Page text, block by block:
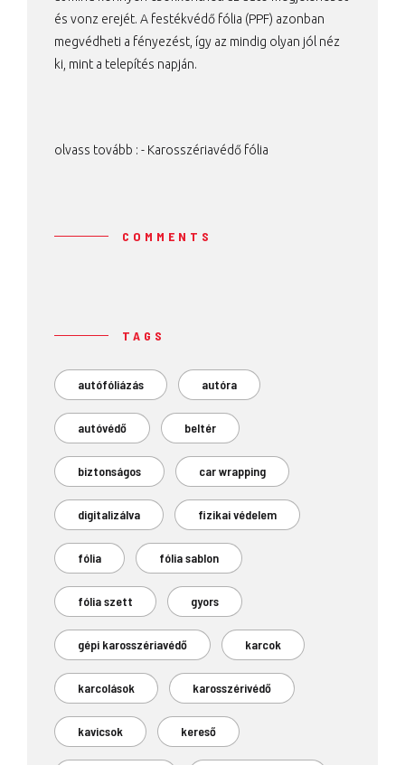
és vonz erejét. A festékvédő fólia (PPF) azonban
megvédheti a fényezést, így az mindig olyan jól néz
ki, mint a telepítés napján.
olvass tovább : - Karosszériavédő fólia
COMMENTS
TAGS
autófóliázás autóra
autóvédő beltér
biztonságos car wrapping
digitalizálva fizikai védelem
fólia fólia sablon
fólia szett gyors
gépi karosszériavédő karcok
karcolások karosszérivédő
kavicsok kereső